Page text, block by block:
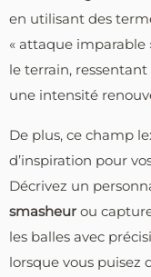
en utilisant des
« attaque imparable
le terrain,
une intensité
De plus, ce champ
d’inspiration pour
Décrivez un
smasheur ou
les balles avec
lorsque vous puisez